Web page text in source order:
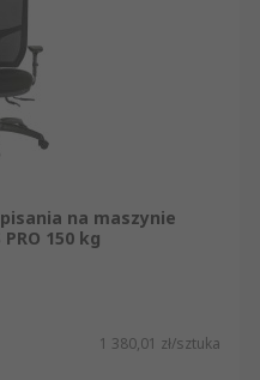
online, a
odwiedzą
odkryją
tak, by
maksymalnie
na maszynie
150 kg
1 380,01 zł/sztuka